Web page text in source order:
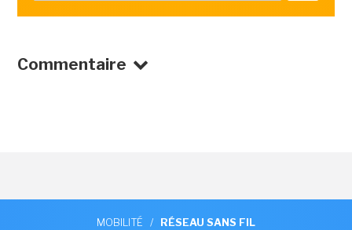
Commentaire
MOBILITÉ / RÉSEAU SANS FIL